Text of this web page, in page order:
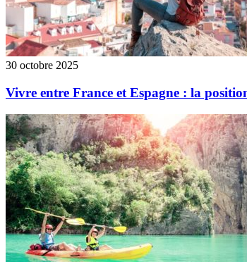
30 octobre 2025
Vivre entre France et Espagne : la